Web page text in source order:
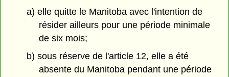
a) elle quitte le Manitoba avec l'intention de
résider ailleurs pour une période minimale
de six mois;
b) sous réserve de l'article 12, elle a été
absente du Manitoba pendant une période